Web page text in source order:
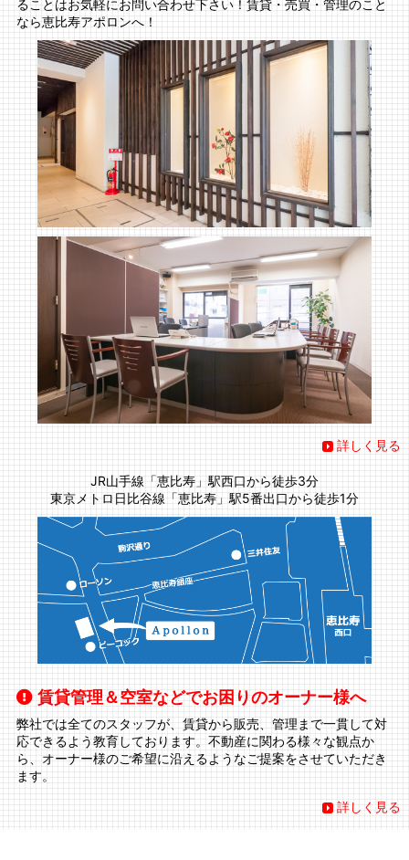
ることはお気軽にお問い合わせ下さい！賃貸・売買・管理のこと
なら恵比寿アポロンへ！
詳しく見る
JR山手線「恵比寿」駅西口から徒歩3分
東京メトロ日比谷線「恵比寿」駅5番出口から徒歩1分
賃貸管理＆空室などでお困りのオーナー様へ
弊社では全てのスタッフが、賃貸から販売、管理まで一貫して対
応できるよう教育しております。不動産に関わる様々な観点か
ら、オーナー様のご希望に沿えるようなご提案をさせていただき
ます。
詳しく見る